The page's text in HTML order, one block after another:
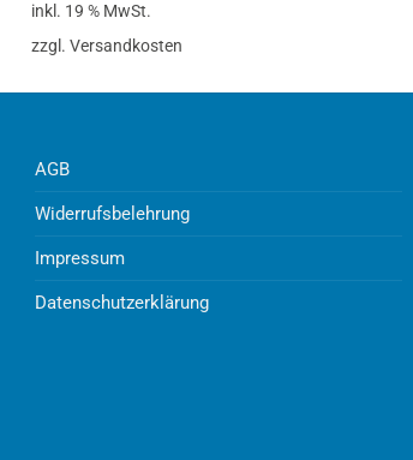
inkl. 19 % MwSt.
zzgl. Versandkosten
AGB
Widerrufsbelehrung
Impressum
Datenschutzerklärung